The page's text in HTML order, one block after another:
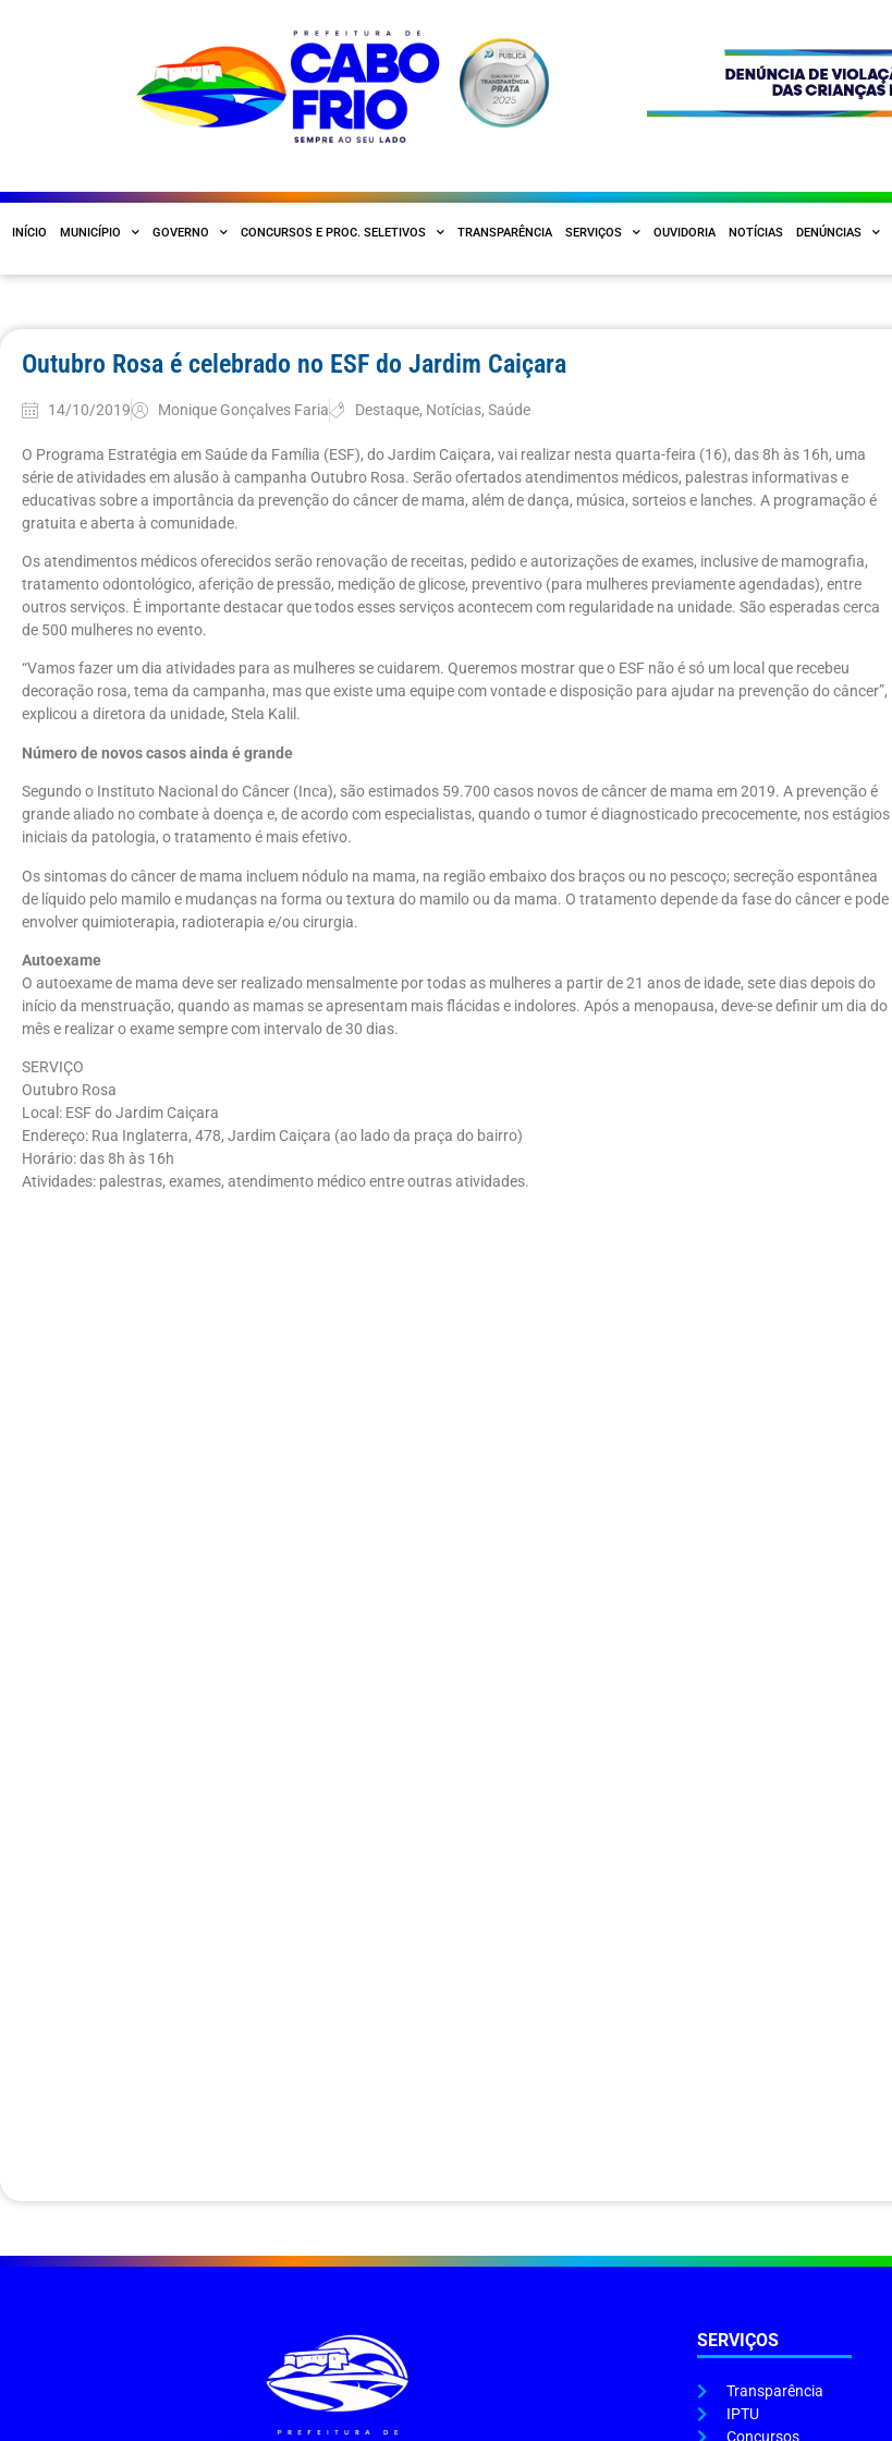
INÍCIO MUNICÍPIO GOVERNO CONCURSOS E PROC. SELETIVOS TRANSPARÊNCIA SERVIÇOS OUVIDORIA NOTÍCIAS DENÚNCIAS
Outubro Rosa é celebrado no ESF do Jardim Caiçara
14/10/2019 Monique Gonçalves Faria Destaque, Notícias,Saúde
O Programa Estratégia em Saúde da Família (ESF), do Jardim Caiçara, vai realizar nesta quarta-feira (16), das 8h às 16h, uma
série de atividades em alusão à campanha Outubro Rosa. Serão ofertados atendimentos médicos, palestras informativas e
educativas sobre a importância da prevenção do câncer de mama, além de dança, música, sorteios e lanches. A programação é
gratuita e aberta à comunidade.
Os atendimentos médicos oferecidos serão renovação de receitas, pedido e autorizações de exames, inclusive de mamografia,
tratamento odontológico, aferição de pressão, medição de glicose, preventivo (para mulheres previamente agendadas), entre
outros serviços. É importante destacar que todos esses serviços acontecem com regularidade na unidade. São esperadas cerca
de 500 mulheres no evento.
“Vamos fazer um dia atividades para as mulheres se cuidarem. Queremos mostrar que o ESF não é só um local que recebeu
decoração rosa, tema da campanha, mas que existe uma equipe com vontade e disposição para ajudar na prevenção do câncer”,
explicou a diretora da unidade, Stela Kalil.
Número de novos casos ainda é grande
Segundo o Instituto Nacional do Câncer (Inca), são estimados 59.700 casos novos de câncer de mama em 2019. A prevenção é
grande aliado no combate à doença e, de acordo com especialistas, quando o tumor é diagnosticado precocemente, nos estágios
iniciais da patologia, o tratamento é mais efetivo.
Os sintomas do câncer de mama incluem nódulo na mama, na região embaixo dos braços ou no pescoço; secreção espontânea
de líquido pelo mamilo e mudanças na forma ou textura do mamilo ou da mama. O tratamento depende da fase do câncer e pode
envolver quimioterapia, radioterapia e/ou cirurgia.
Autoexame
O autoexame de mama deve ser realizado mensalmente por todas as mulheres a partir de 21 anos de idade, sete dias depois do
início da menstruação, quando as mamas se apresentam mais flácidas e indolores. Após a menopausa, deve-se definir um dia do
mês e realizar o exame sempre com intervalo de 30 dias.
SERVIÇO
Outubro Rosa
Local: ESF do Jardim Caiçara
Endereço: Rua Inglaterra, 478, Jardim Caiçara (ao lado da praça do bairro)
Horário: das 8h às 16h
Atividades: palestras, exames, atendimento médico entre outras atividades.
SERVIÇOS
Transparência
IPTU
Concursos